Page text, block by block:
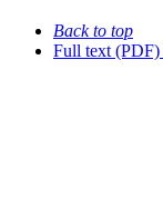
Back to top
Full text (PDF)